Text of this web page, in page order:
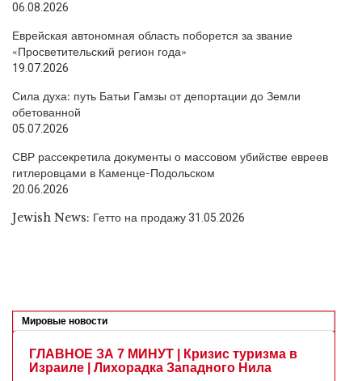
06.08.2026
Еврейская автономная область поборется за звание
«Просветительский регион года»
19.07.2026
Сила духа: путь Батьи Гамзы от депортации до Земли
обетованной
05.07.2026
СВР рассекретила документы о массовом убийстве евреев
гитлеровцами в Каменце-Подольском
20.06.2026
Jewish News: Гетто на продажу31.05.2026